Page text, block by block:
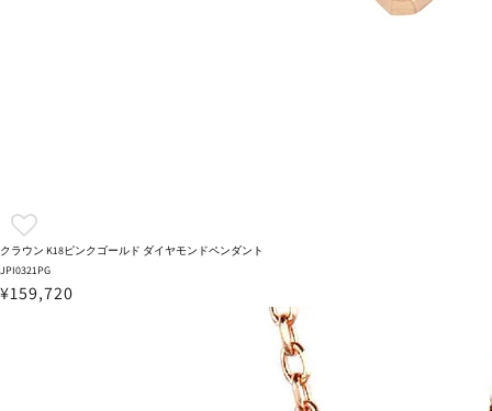
クラウン K18ピンクゴールド ダイヤモンドペンダント
JPI0321PG
¥159,720